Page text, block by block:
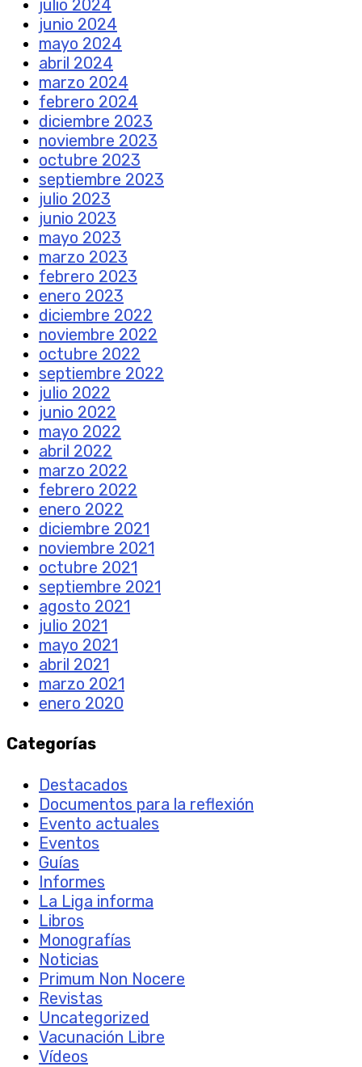
julio 2024
junio 2024
mayo 2024
abril 2024
marzo 2024
febrero 2024
diciembre 2023
noviembre 2023
octubre 2023
septiembre 2023
julio 2023
junio 2023
mayo 2023
marzo 2023
febrero 2023
enero 2023
diciembre 2022
noviembre 2022
octubre 2022
septiembre 2022
julio 2022
junio 2022
mayo 2022
abril 2022
marzo 2022
febrero 2022
enero 2022
diciembre 2021
noviembre 2021
octubre 2021
septiembre 2021
agosto 2021
julio 2021
mayo 2021
abril 2021
marzo 2021
enero 2020
Categorías
Destacados
Documentos para la reflexión
Evento actuales
Eventos
Guías
Informes
La Liga informa
Libros
Monografías
Noticias
Primum Non Nocere
Revistas
Uncategorized
Vacunación Libre
Vídeos